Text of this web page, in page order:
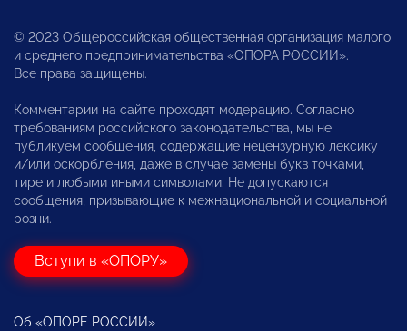
© 2023 Общероссийская общественная организация малого
и среднего предпринимательства «ОПОРА РОССИИ».
Все права защищены.
Комментарии на сайте проходят модерацию. Согласно
требованиям российского законодательства, мы не
публикуем сообщения, содержащие нецензурную лексику
и/или оскорбления, даже в случае замены букв точками,
тире и любыми иными символами. Не допускаются
сообщения, призывающие к межнациональной и социальной
розни.
Вступи в «ОПОРУ»
Об «ОПОРЕ РОССИИ»